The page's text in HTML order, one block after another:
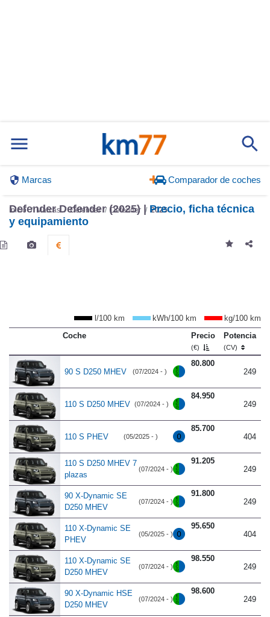
Marcas Comparador de coches
Inicio Marcas Defender Defender 2025
Defender Defender (2025) | Precio, ficha técnica
y equipamiento
l/100 km kWh/100 km
kg/100 km
Coche
Precio
(€)
Potencia
(CV)
90 S D250 MHEV (07/2024 - )
80.800
249
110 S D250 MHEV (07/2024 - )
84.950
249
110 S PHEV (05/2025 - )
85.700
404
110 S D250 MHEV 7
plazas
(07/2024 - )
91.205
249
90 X-Dynamic SE
D250 MHEV
(07/2024 - )
91.800
249
110 X-Dynamic SE
PHEV
(05/2025 - )
95.650
404
110 X-Dynamic SE
D250 MHEV
(07/2024 - )
98.550
249
90 X-Dynamic HSE
D250 MHEV
(07/2024 - )
98.600
249